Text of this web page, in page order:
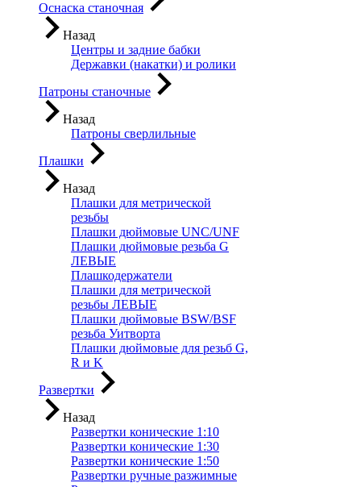
Оснаска станочная
Назад
Центры и задние бабки
Державки (накатки) и ролики
Патроны станочные
Назад
Патроны сверлильные
Плашки
Назад
Плашки для метрической
резьбы
Плашки дюймовые UNC/UNF
Плашки дюймовые резьба G
ЛЕВЫЕ
Плашкодержатели
Плашки для метрической
резьбы ЛЕВЫЕ
Плашки дюймовые BSW/BSF
резьба Уитворта
Плашки дюймовые для резьб G,
R и K
Развертки
Назад
Развертки конические 1:10
Развертки конические 1:30
Развертки конические 1:50
Развертки ручные разжимные